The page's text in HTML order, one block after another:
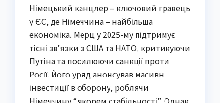
Німецький канцлер – ключовий гравець
у ЄС, де Німеччина – найбільша
економіка. Мерц у 2025-му підтримує
тісні зв’язки з США та НАТО, критикуючи
Путіна та посилюючи санкції проти
Росії. Його уряд анонсував масивні
інвестиції в оборону, роблячи